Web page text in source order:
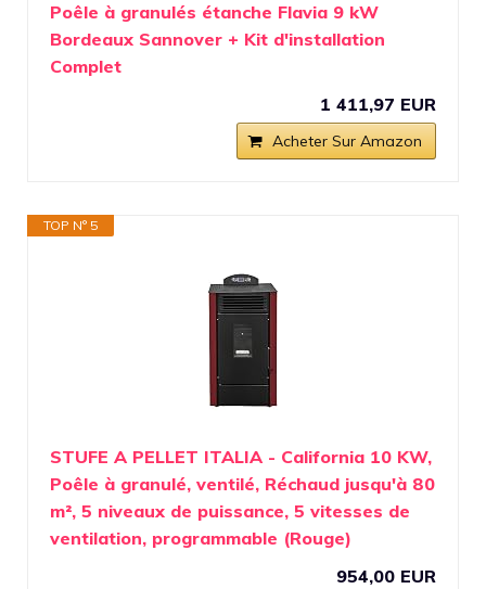
Poêle à granulés étanche Flavia 9 kW
Bordeaux Sannover + Kit d'installation
Complet
1 411,97 EUR
Acheter Sur Amazon
TOP N° 5
STUFE A PELLET ITALIA - California 10 KW,
Poêle à granulé, ventilé, Réchaud jusqu'à 80
m², 5 niveaux de puissance, 5 vitesses de
ventilation, programmable (Rouge)
954,00 EUR